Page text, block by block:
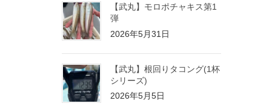
【武丸】モロポチャキス第1
弾
2026年5月31日
【武丸】根回りタコング(1杯
シリーズ)
2026年5月5日